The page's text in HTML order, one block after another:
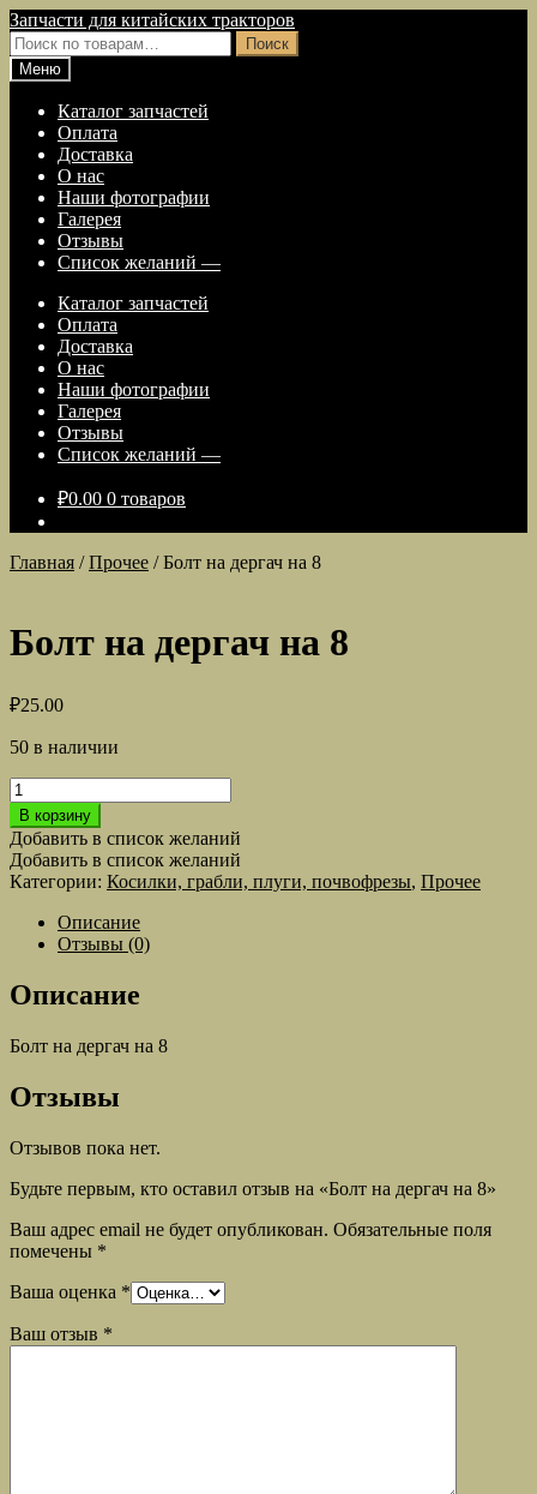
Перейти
к
навигации
Перейти
к
содержимому
Запчасти для китайских тракторов
Искать:
Поиск
Меню
Каталог запчастей
Оплата
Доставка
О нас
Наши фотографии
Галерея
Отзывы
Список желаний —
Каталог запчастей
Оплата
Доставка
О нас
Наши фотографии
Галерея
Отзывы
Список желаний —
₽0.00 0 товаров
Главная /Прочее /Болт на дергач на 8
Болт на дергач на 8
₽25.00
50 в наличии
Количество
товара
Болт
на
дергач
на
В корзину
Добавить в список желаний
Добавить в список желаний
Категории: Косилки, грабли, плуги, почвофрезы, Прочее
Описание
Отзывы (0)
Описание
Болт на дергач на 8
Отзывы
Отзывов пока нет.
Будьте первым, кто оставил отзыв на «Болт на дергач на 8»
Ваш адрес email не будет опубликован. Обязательные поля
помечены *
Ваша оценка *
Ваш отзыв *